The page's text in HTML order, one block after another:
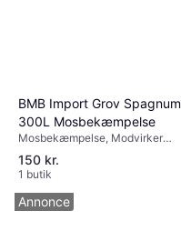
BMB Import Grov Spagnum
300L Mosbekæmpelse
Mosbekæmpelse, Modvirker
mosdannelse
150 kr.
1 butik
Annonce